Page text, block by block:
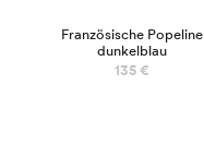
Französische Popeline
dunkelblau
135 €